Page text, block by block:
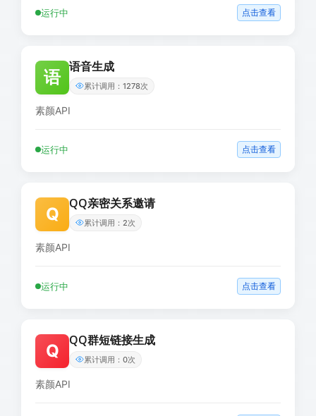
运行中 点击查看
语
语音生成
累计调用：1278次
素颜API
运行中 点击查看
Q
QQ亲密关系邀请
累计调用：2次
素颜API
运行中 点击查看
Q
QQ群短链接生成
累计调用：0次
素颜API